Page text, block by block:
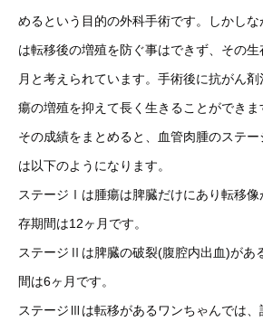
めるという目的の外科手術です。しかし
は転移後の増殖を防ぐ事はできず、その
月と考えられています。手術後に抗がん
瘍の増殖を抑えて長く生きることができま
その成績をまとめると、血管肉腫のステ
は以下のようになり
ステージⅠは腫瘍は脾臓だけにあり転移像
存期間は12ヶ月です。
ステージⅡは脾臓の破裂(腹腔内出血)があ
間は6ヶ月です。
ステージⅢは転移があるワンちゃんでは、